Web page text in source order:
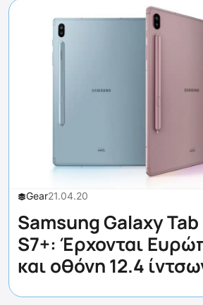
Gear21.04.20
Samsung Galaxy Tab
S7+: Έρχονται
και οθόνη 12.4